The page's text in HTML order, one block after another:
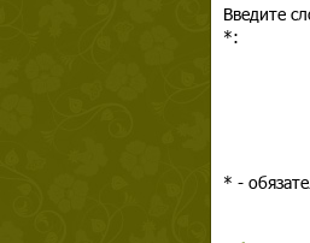
Введите
*:
* -